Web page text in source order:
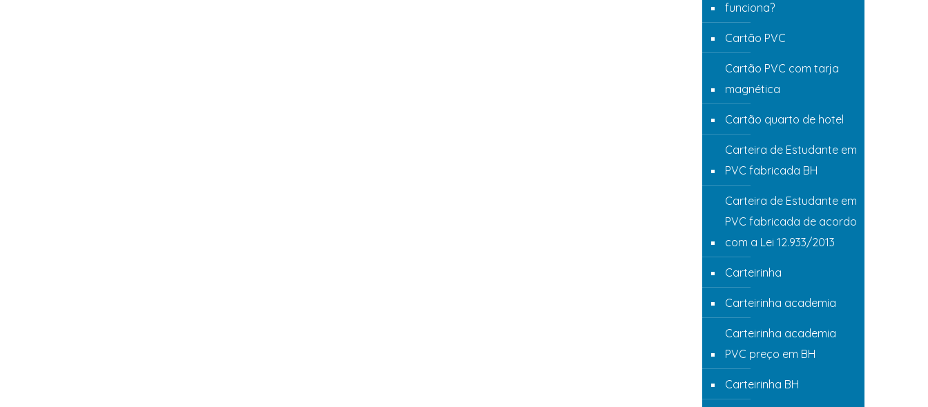
funciona?
Cartão PVC
Cartão PVC com tarja
magnética
Cartão quarto de hotel
Carteira de Estudante em
PVC fabricada BH
Carteira de Estudante em
PVC fabricada de acordo
com a Lei 12.933/2013
Carteirinha
Carteirinha academia
Carteirinha academia
PVC preço em BH
Carteirinha BH